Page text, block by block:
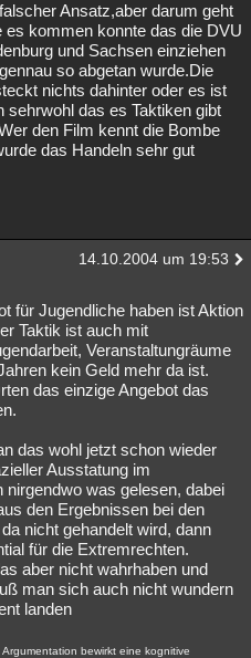
Ansatz,aber darum geht
kommen konnte das die DVU
und Sachsen einziehen
so abgetan wurde.Die
nichts dahinter oder es ist
sehrwohl das es Taktiken gibt
den Film kennt die Bombe
das Handeln sehr gut
14.10.2004 um 19:53
für Jugendliche haben ist Aktion
Taktik ist auch mit
Veranstaltungräume
kein Geld mehr da ist.
das einzige Angebot das
das wohl jetzt schon wieder
Ausstatung im
was gelesen, dabei
den Ergebnissen bei den
nicht gehandelt wird, dann
für die Extremrechten.
aber nicht wahrhaben und
man sich auch nicht wundern
landen
bewirkt eine kognitive